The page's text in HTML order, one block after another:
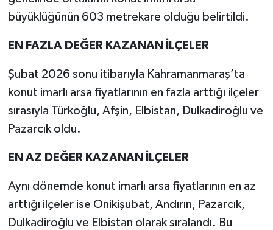
büyüklüğünün 603 metrekare olduğu belirtildi.
EN FAZLA DEĞER KAZANAN İLÇELER
Şubat 2026 sonu itibarıyla Kahramanmaraş’ta
konut imarlı arsa fiyatlarının en fazla arttığı ilçeler
sırasıyla Türkoğlu, Afşin, Elbistan, Dulkadiroğlu ve
Pazarcık oldu.
EN AZ DEĞER KAZANAN İLÇELER
Aynı dönemde konut imarlı arsa fiyatlarının en az
arttığı ilçeler ise Onikişubat, Andırın, Pazarcık,
Dulkadiroğlu ve Elbistan olarak sıralandı. Bu